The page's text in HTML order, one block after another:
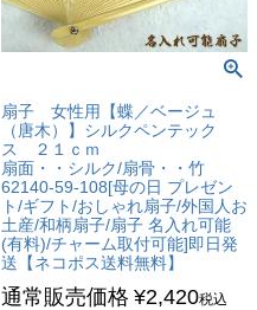
扇子 女性用【蝶／ベージュ
（唐木）】シルクペンテック
ス ２１ｃｍ
扇面・・シルク/扇骨・・竹
62140-59-108[母の日 プレゼン
ト/ギフト/おしゃれ扇子/外国人お
土産/和柄扇子/扇子 名入れ可能
(有料)/チャーム取付可能]即日発
送【ネコポス送料無料】
通常販売価格 ¥2,420税込